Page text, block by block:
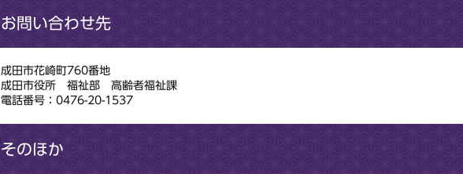
お問い合わせ先
成田市花崎町760番地
成田市役所 福祉部 高齢者福祉課
電話番号：0476-20-1537
そのほか